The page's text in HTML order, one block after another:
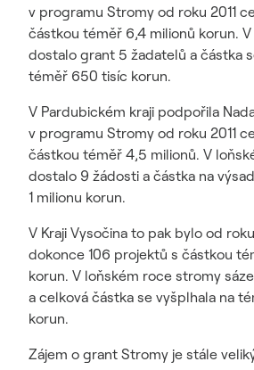
v programu Stromy od roku 2011
částkou téměř 6,4 milionů korun.
dostalo grant 5 žadatelů a částka
téměř 650 tisíc korun.
V Pardubickém kraji podpořila
v programu Stromy od roku 2011
částkou téměř 4,5 milionů. V
dostalo 9 žádosti a částka na
1 milionu korun.
V Kraji Vysočina to pak bylo od
dokonce 106 projektů s částkou
korun. V loňském roce stromy
a celková částka se vyšplhala na
korun.
Zájem o grant Stromy je stále